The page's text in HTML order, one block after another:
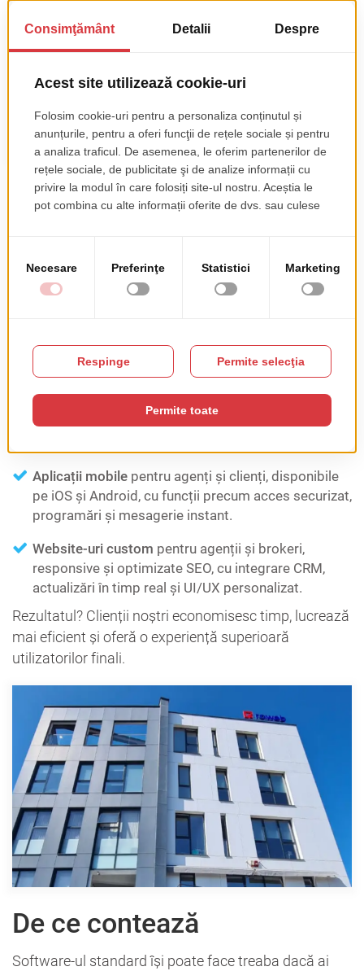
Ce am construit la Roweb
dintre soluțiile dezvoltate:
bazată pe geolocalizare.
proprietăților, interacțiunile cu clienții, documentația
și fluxurile de vânzări — cu instrumente de
Aplicații mobile pentru agenți și clienți, disponibile
pe iOS și Android, cu funcții precum acces securizat,
programări și mesagerie instant.
Website-uri custom pentru agenții și brokeri,
responsive și optimizate SEO, cu integrare CRM,
actualizări în timp real și UI/UX personalizat.
Rezultatul? Clienții noștri economisesc timp, lucrează
mai eficient și oferă o experiență superioară
utilizatorilor finali.
De ce contează
Software-ul standard își poate face treaba dacă ai